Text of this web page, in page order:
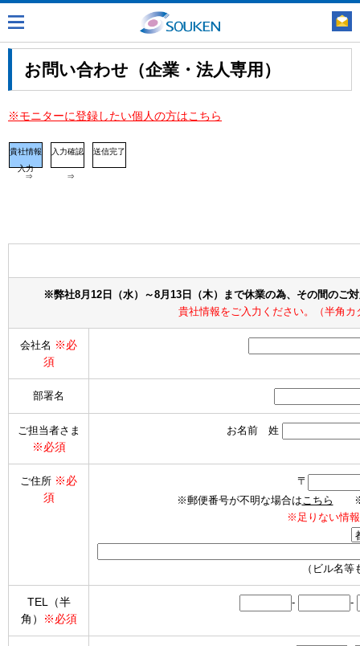
お問い合わせ（企業・法人専用）
※モニターに登録したい個人の方はこちら
貴社情報
入力
⇒
入力確認
⇒
送信完了
※弊社8月12日（水）～8月13日（木）まで休業の為、その間のご
貴社情報をご入力ください。（半角
会社名 ※必
須
部署名
ご担当者さま
※必須
お名前 姓
ご住所 ※必
須
〒
※郵便番号が不明な場合はこちら ※海
※足りない情
（ビル名
TEL（半
角）
※必須
- -